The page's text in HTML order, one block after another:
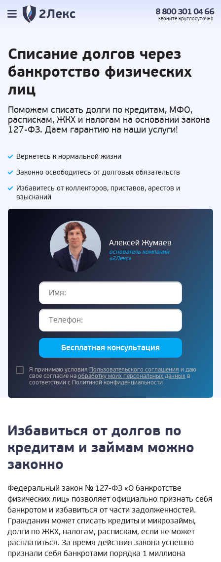
8 800 301 04 66
Звоните круглосуточно
Списание долгов через
банкротство физических
лиц
Поможем списать долги по кредитам, МФО,
распискам, ЖКХ и налогам на основании закона
127-ФЗ. Даем гарантию на наши услуги!
Вернетесь к нормальной жизни
Законно освободитесь от долговых обязательств
Избавитесь от коллекторов, приставов, арестов и
взысканий
Алексей Жумаев
основатель компании
«2Лекс»
Бесплатная консультация
Я принимаю условия Пользовательского соглашения и даю
свое согласие на обработку моих персональных данных в
соответствии с Политикой конфиденциальности
Избавиться от долгов по
кредитам и займам можно
законно
Федеральный закон № 127-ФЗ «О банкротстве
физических лиц» позволяет официально признать себя
банкротом и избавиться от части задолженностей.
Гражданин может списать кредиты и микрозаймы,
долги по ЖКХ, налогам, распискам, если не может
расплатиться. За время действия закона успешно
признали себя банкротами порядка 1 миллиона